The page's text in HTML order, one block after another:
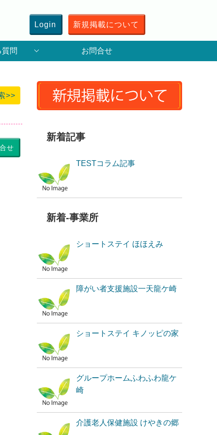
Login 新規掲載について
問 お問合せ
>>
せ
新着記事
TESTコラム記事
新着-事業所
ショートステイ ほほえみ
障がい者支援施設一天龍ケ崎
ショートステイ キノッピの家
グループホームふわふわ龍ケ
崎
介護老人保健施設 けやきの郷